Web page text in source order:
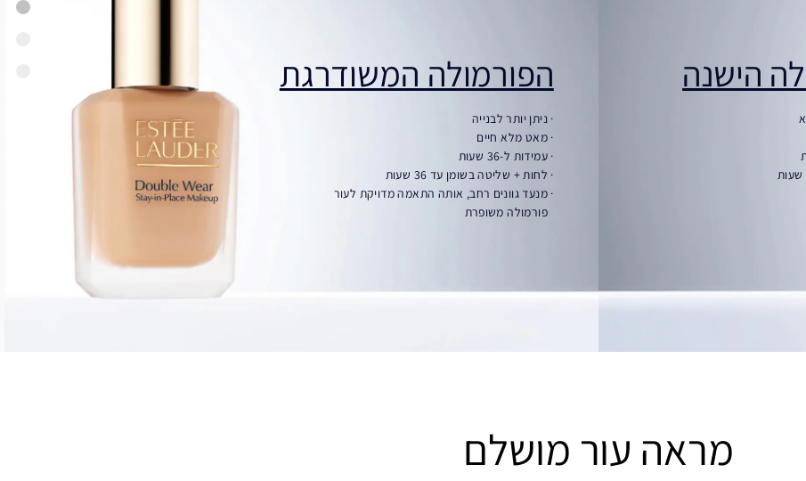
הישנה הפורמולה המשודרגת
· ניתן יותר לבנייה
· מאט מלא חיים
· עמידות ל-36 שעות
· לחות + שליטה בשומן עד 36 שעות
· מנעד גוונים רחב, אותה התאמה מדויקת לעור
פורמולה משופרת
מראה עור מושלם